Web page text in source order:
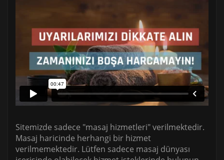
Sitemizde sadece "masaj hizmetleri" verilmektedir.
Masaj haricinde herhangi bir hizmet
verilmemektedir. Lütfen sadece masaj dünyası